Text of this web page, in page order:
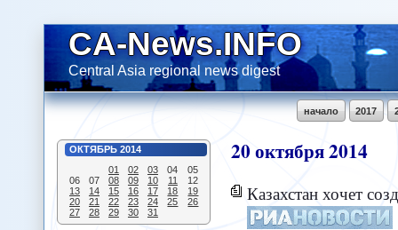
CA-News.INFO
Central Asia regional news digest
2017
начало
ОКТЯБРЬ 2014
01
02 03 04
05
06
07 08 09 10 11
12
13
14 15 16 17 18
19
20
21 22 23 24 25
26
27
28 29 30 31
20октября2014
Казахстан хочет создать